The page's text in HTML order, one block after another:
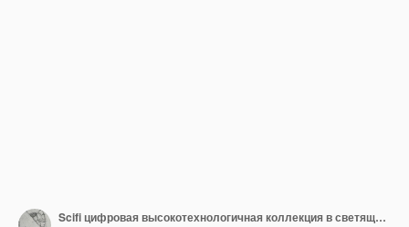
Scifi цифровая высокотехнологичная коллекция в светящемся интерфейсе элементов HUD Голографический портал науки футуристических технологий Волшебные врата искривления в игровой фантазии Телепорт подиумсцена GUI UI виртуальная реальность